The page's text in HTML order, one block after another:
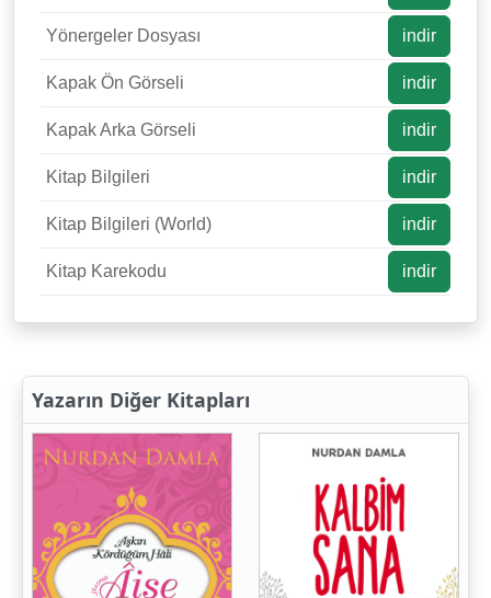
Yönergeler Dosyası indir
Kapak Ön Görseli indir
Kapak Arka Görseli indir
Kitap Bilgileri indir
Kitap Bilgileri (World) indir
Kitap Karekodu indir
Yazarın Diğer Kitapları